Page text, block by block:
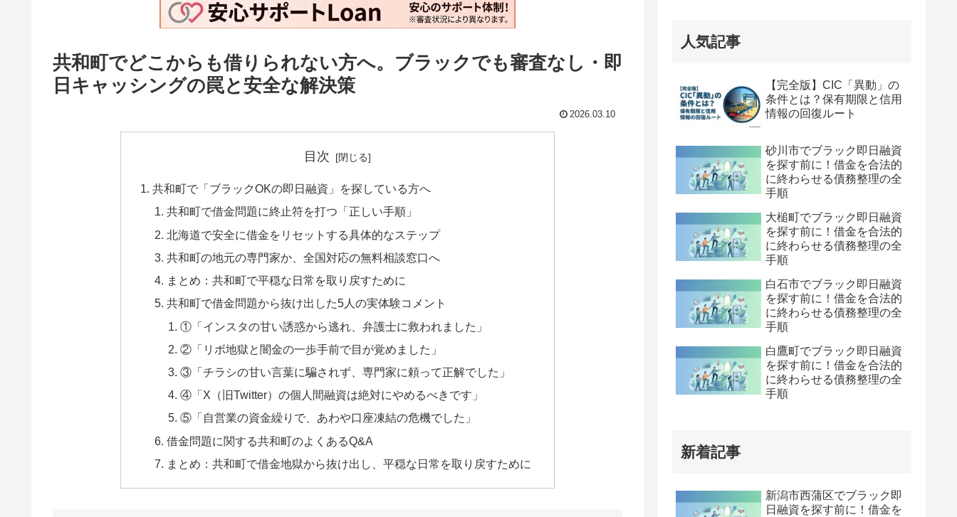
共和町でどこからも借りられない方へ。ブラックでも審査なし・即
日キャッシングの罠と安全な解決策
2026.03.10
目次
共和町で「ブラックOKの即日融資」を探している方へ
共和町で借金問題に終止符を打つ「正しい手順」
北海道で安全に借金をリセットする具体的なステップ
共和町の地元の専門家か、全国対応の無料相談窓口へ
まとめ：共和町で平穏な日常を取り戻すために
共和町で借金問題から抜け出した5人の実体験コメント
①「インスタの甘い誘惑から逃れ、弁護士に救われました」
②「リボ地獄と闇金の一歩手前で目が覚めました」
③「チラシの甘い言葉に騙されず、専門家に頼って正解でした」
④「X（旧Twitter）の個人間融資は絶対にやめるべきです」
⑤「自営業の資金繰りで、あわや口座凍結の危機でした」
借金問題に関する共和町のよくあるQ&A
まとめ：共和町で借金地獄から抜け出し、平穏な日常を取り戻すために
人気記事
【完全版】CIC「異動」の
条件とは？保有期限と信用
情報の回復ルート
砂川市でブラック即日融資
を探す前に！借金を合法的
に終わらせる債務整理の全
手順
大槌町でブラック即日融資
を探す前に！借金を合法的
に終わらせる債務整理の全
手順
白石市でブラック即日融資
を探す前に！借金を合法的
に終わらせる債務整理の全
手順
白鷹町でブラック即日融資
を探す前に！借金を合法的
に終わらせる債務整理の全
手順
新着記事
新潟市西蒲区でブラック即
日融資を探す前に！借金を